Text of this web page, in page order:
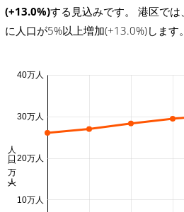
(+13.0%)する見込みです。 港区で
に人口が5%以上増加(+13.0%)します。
10万人
20万人
30万人
40万人
人口 (万人)